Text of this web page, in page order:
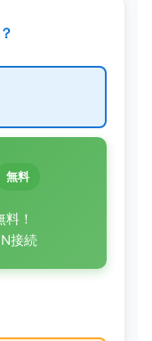
無料
！
接続